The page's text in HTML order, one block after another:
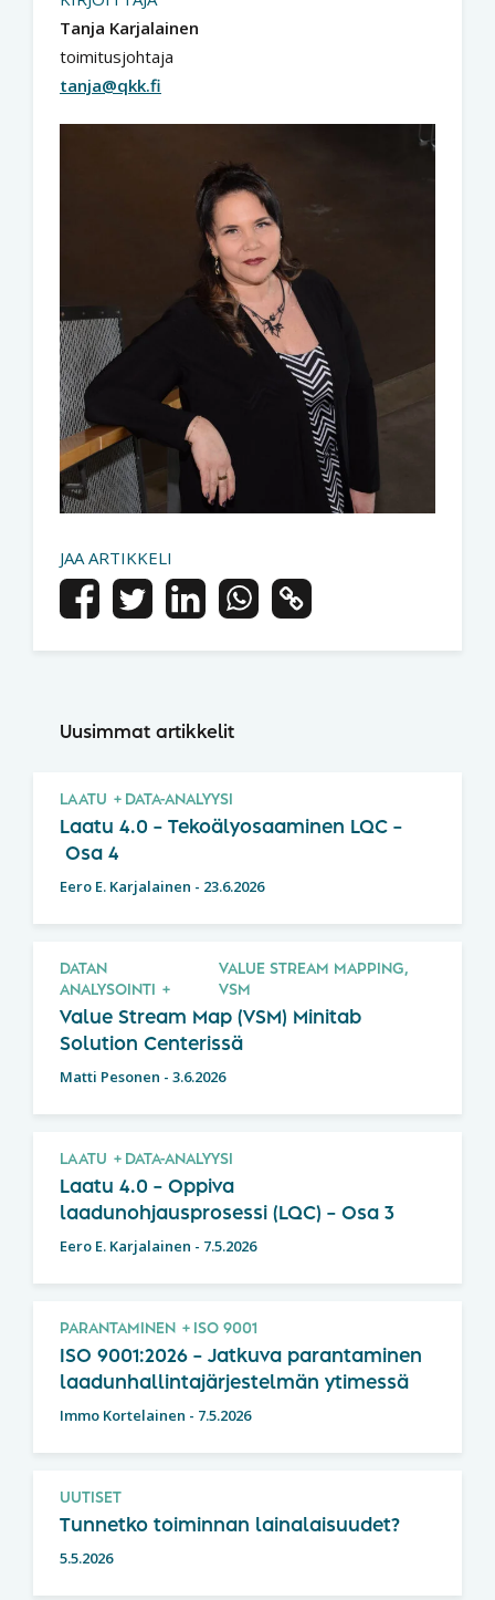
Tanja Karjalainen
toimitusjohtaja
tanja@qkk.fi
JAA ARTIKKELI
Uusimmat artikkelit
LAATU DATA-ANALYYSI
Laatu 4.0 – Tekoälyosaaminen LQC –
Osa 4
Eero E. Karjalainen - 23.6.2026
DATAN
ANALYSOINTI
VALUE STREAM MAPPING,
VSM
Value Stream Map (VSM) Minitab
Solution Centerissä
Matti Pesonen - 3.6.2026
LAATU DATA-ANALYYSI
Laatu 4.0 – Oppiva
laadunohjausprosessi (LQC) – Osa 3
Eero E. Karjalainen - 7.5.2026
PARANTAMINEN ISO 9001
ISO 9001:2026 – Jatkuva parantaminen
laadunhallintajärjestelmän ytimessä
Immo Kortelainen - 7.5.2026
UUTISET
Tunnetko toiminnan lainalaisuudet?
5.5.2026